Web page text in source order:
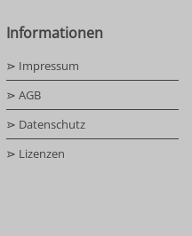
Informationen
⋗ Impressum
⋗ AGB
⋗ Datenschutz
⋗ Lizenzen